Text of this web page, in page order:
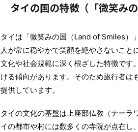
タイの国の特徴（「微笑み
タイは「微笑みの国（Land of Smiles）
人が常に穏やかで笑顔を絶やさないこ
文化や社会規範に深く根ざした特徴です
ける傾向があります。そのため旅行者は
提供しています。
タイの文化の基盤は上座部仏教（テー
イの都市や村には数多くの寺院が点在